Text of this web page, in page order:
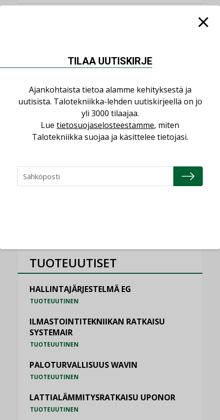
Refair
NIMITYKSET
Granlund Oy
NIMITYKSET
TUOTEUUTISET
HALLINTAJÄRJESTELMÄ EG
TUOTEUUTINEN
ILMASTOINTITEKNIIKAN RATKAISU
SYSTEMAIR
TUOTEUUTINEN
PALOTURVALLISUUS WAVIN
TUOTEUUTINEN
LATTIALÄMMITYSRATKAISU UPONOR
TUOTEUUTINEN
TILAA UUTISKIRJE
Ajankohtaista tietoa alamme kehityksestä ja
uutisista. Talotekniikka-lehden uutiskirjeellä on jo
yli 3000 tilaajaa.
Lue tietosuojaselosteestamme, miten
Talotekniikka suojaa ja käsittelee tietojasi.